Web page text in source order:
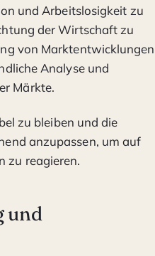
und Arbeitslosigkeit zu
der Wirtschaft zu
von Marktentwicklungen
Analyse und
Märkte.
zu bleiben und die
anzupassen, um auf
zu reagieren.
und